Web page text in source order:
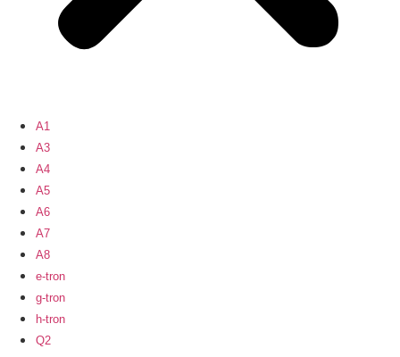
A1
A3
A4
A5
A6
A7
A8
e-tron
g-tron
h-tron
Q2